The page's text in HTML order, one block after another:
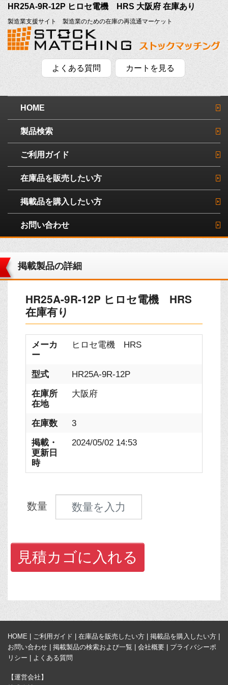
HR25A-9R-12P ヒロセ電機 HRS 大阪府 在庫あり
製造業支援サイト 製造業のための在庫の再流通マーケット
よくある質問 カートを見る
HOME
製品検索
ご利用ガイド
在庫品を販売したい方
掲載品を購入したい方
お問い合わせ
掲載製品の詳細
HR25A-9R-12P ヒロセ電機 HRS
在庫有り
メーカ
ー
ヒロセ電機 HRS
型式
HR25A-9R-12P
在庫所
在地
大阪府
在庫数
3
掲載・
更新日
時
2024/05/02 14:53
数量
見積カゴに入れる
HOME ご利用ガイド 在庫品を販売したい方 掲載品を購入したい方
お問い合わせ
掲載製品の検索および一覧 会社概要
プライバシーポ
リシー
よくある質問
【運営会社】